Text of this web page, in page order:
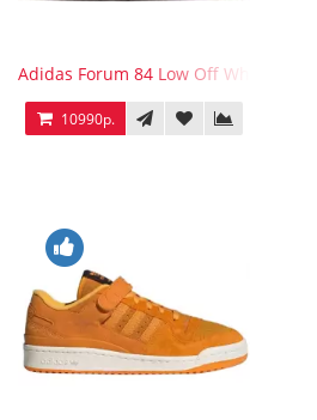
Adidas Forum 84 Low Off White Brown
10990р.